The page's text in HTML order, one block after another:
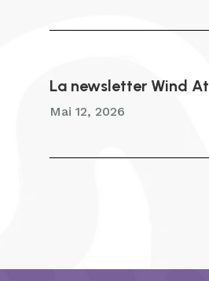
La newsletter Wind
Mai 12, 2026